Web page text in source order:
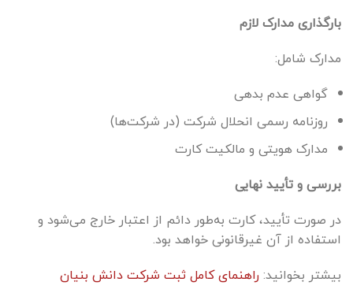
بارگذاری مدارک لازم
مدارک شامل:
گواهی عدم بدهی
روزنامه رسمی انحلال شرکت (در شرکت‌ها)
مدارک هویتی و مالکیت کارت
بررسی و تأیید نهایی
در صورت تأیید، کارت به‌طور دائم از اعتبار خارج می‌شود و
استفاده از آن غیرقانونی خواهد بود.
بیشتر بخوانید: راهنمای کامل ثبت شرکت دانش بنیان